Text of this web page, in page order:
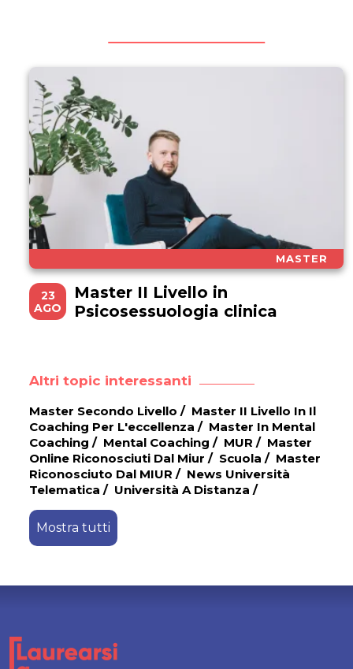
MASTER
23
AGO
Master II Livello in
Psicosessuologia clinica
Altri topic interessanti
Master Secondo Livello / Master II Livello In Il
Coaching Per L'eccellenza / Master In Mental
Coaching / Mental Coaching / MUR / Master
Online Riconosciuti Dal Miur / Scuola / Master
Riconosciuto Dal MIUR / News Università
Telematica / Università A Distanza /
Mostra tutti